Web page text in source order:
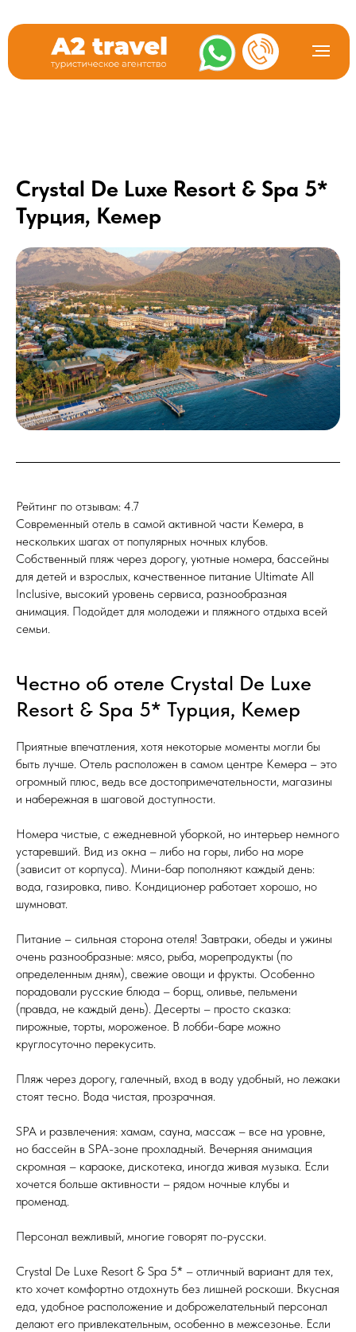
Crystal De Luxe Resort & Spa 5*
Турция, Кемер
Рейтинг по отзывам: 4.7
Современный отель в самой активной части Кемера, в
нескольких шагах от популярных ночных клубов.
Собственный пляж через дорогу, уютные номера, бассейны
для детей и взрослых, качественное питание Ultimate All
Inclusive, высокий уровень сервиса, разнообразная
анимация. Подойдет для молодежи и пляжного отдыха всей
семьи.
Честно об отеле Crystal De Luxe
Resort & Spa 5* Турция, Кемер
Приятные впечатления, хотя некоторые моменты могли бы
быть лучше. Отель расположен в самом центре Кемера – это
огромный плюс, ведь все достопримечательности, магазины
и набережная в шаговой доступности.
Номера чистые, с ежедневной уборкой, но интерьер немного
устаревший. Вид из окна – либо на горы, либо на море
(зависит от корпуса). Мини-бар пополняют каждый день:
вода, газировка, пиво. Кондиционер работает хорошо, но
шумноват.
Питание – сильная сторона отеля! Завтраки, обеды и ужины
очень разнообразные: мясо, рыба, морепродукты (по
определенным дням), свежие овощи и фрукты. Особенно
порадовали русские блюда – борщ, оливье, пельмени
(правда, не каждый день). Десерты – просто сказка:
пирожные, торты, мороженое. В лобби-баре можно
круглосуточно перекусить.
Пляж через дорогу, галечный, вход в воду удобный, но лежаки
стоят тесно. Вода чистая, прозрачная.
SPA и развлечения: хамам, сауна, массаж – все на уровне,
но бассейн в SPA-зоне прохладный. Вечерняя анимация
скромная – караоке, дискотека, иногда живая музыка. Если
хочется больше активности – рядом ночные клубы и
променад.
Персонал вежливый, многие говорят по-русски.
Crystal De Luxe Resort & Spa 5* – отличный вариант для тех,
кто хочет комфортно отдохнуть без лишней роскоши. Вкусная
еда, удобное расположение и доброжелательный персонал
делают его привлекательным, особенно в межсезонье. Если